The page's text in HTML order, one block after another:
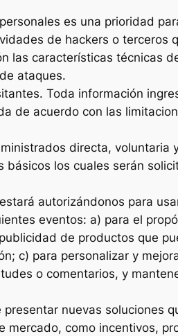
es una prioridad
de hackers o terceros
las características técnicas
ataques.
Toda información
de acuerdo con las
directa, voluntaria
los cuales serán
autorizándonos para
eventos: a) para el
de productos que
c) para personalizar y
o comentarios, y
nuevas soluciones
como incentivos,